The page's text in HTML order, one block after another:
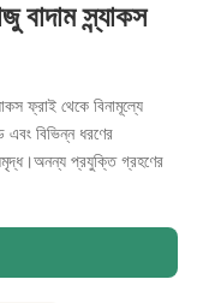
বাদাম স্ন্যাকস
ফ্রাই থেকে বিনামূল্যে
বিভিন্ন ধরণের
প্রযুক্তি গ্রহণের